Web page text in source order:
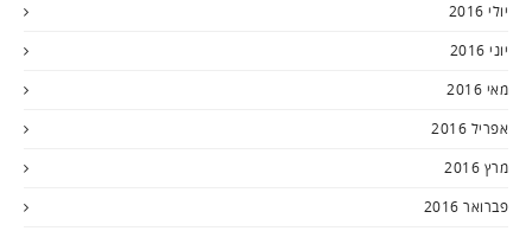
יולי 2016
יוני 2016
מאי 2016
אפריל 2016
מרץ 2016
פברואר 2016